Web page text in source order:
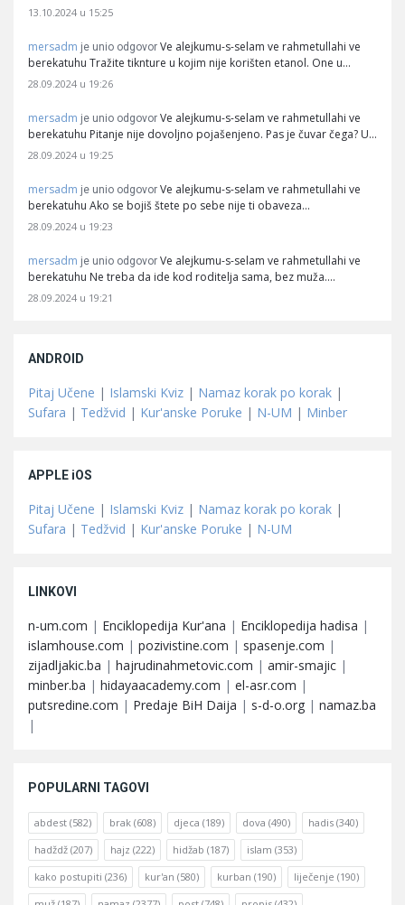
13.10.2024 u 15:25
mersadm je unio odgovor Ve alejkumu-s-selam ve rahmetullahi ve
berekatuhu Tražite tiknture u kojim nije korišten etanol. One u…
28.09.2024 u 19:26
mersadm je unio odgovor Ve alejkumu-s-selam ve rahmetullahi ve
berekatuhu Pitanje nije dovoljno pojašenjeno. Pas je čuvar čega? U…
28.09.2024 u 19:25
mersadm je unio odgovor Ve alejkumu-s-selam ve rahmetullahi ve
berekatuhu Ako se bojiš štete po sebe nije ti obaveza…
28.09.2024 u 19:23
mersadm je unio odgovor Ve alejkumu-s-selam ve rahmetullahi ve
berekatuhu Ne treba da ide kod roditelja sama, bez muža.…
28.09.2024 u 19:21
ANDROID
Pitaj Učene | Islamski Kviz | Namaz korak po korak |
Sufara | Tedžvid | Kur'anske Poruke | N-UM | Minber
APPLE iOS
Pitaj Učene | Islamski Kviz | Namaz korak po korak |
Sufara | Tedžvid | Kur'anske Poruke | N-UM
LINKOVI
n-um.com | Enciklopedija Kur'ana | Enciklopedija hadisa |
islamhouse.com | pozivistine.com | spasenje.com |
zijadljakic.ba | hajrudinahmetovic.com | amir-smajic |
minber.ba | hidayaacademy.com | el-asr.com |
putsredine.com | Predaje BiH Daija | s-d-o.org | namaz.ba
|
POPULARNI TAGOVI
abdest (582) brak (608) djeca (189) dova (490) hadis (340)
hadždž (207) hajz (222) hidžab (187) islam (353)
kako postupiti (236) kur'an (580) kurban (190) liječenje (190)